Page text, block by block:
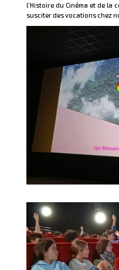
l’Histoire du Cinéma et de la
susciter des vocations chez